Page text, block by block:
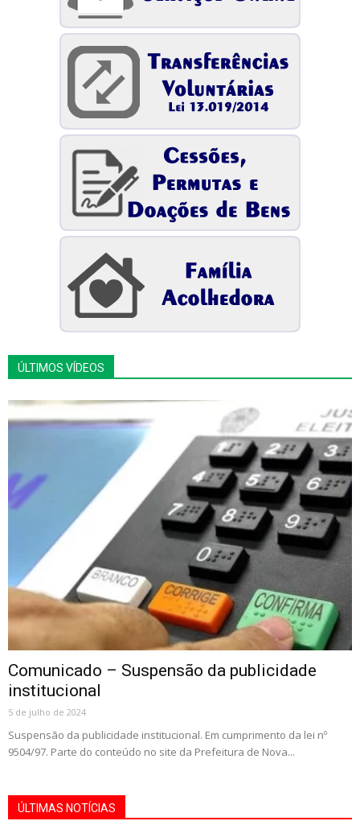
ÚLTIMOS VÍDEOS
Comunicado – Suspensão da publicidade
institucional
5 de julho de 2024
Suspensão da publicidade institucional. Em cumprimento da lei nº
9504/97. Parte do conteúdo no site da Prefeitura de Nova...
ÚLTIMAS NOTÍCIAS